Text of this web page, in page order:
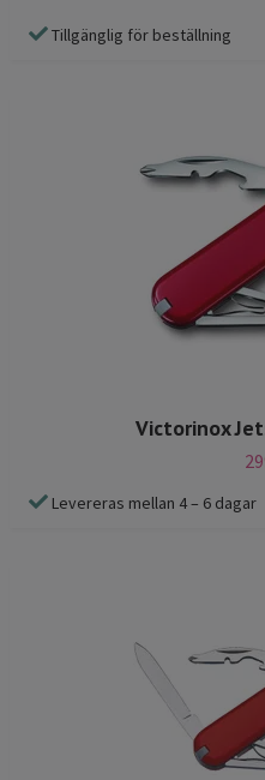
Tillgänglig för beställning
Victorinox
Levereras mellan 4 – 6 dagar